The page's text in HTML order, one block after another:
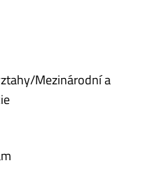
Mezinárodní a